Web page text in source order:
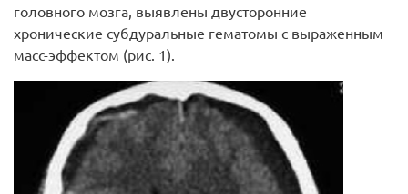
головного мозга, выявлены двусторонние
хронические субдуральные гематомы с выраженным
масс-эффектом (рис. 1).